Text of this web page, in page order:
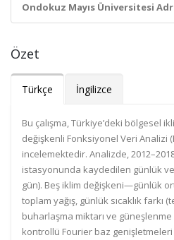
Ondokuz Mayıs Üniversitesi
Özet
Türkçe İngilizce
Bu çalışma, Türkiye’deki bölgesel
değişkenli Fonksiyonel Veri Analizi
incelemektedir. Analizde,
istasyonunda kaydedilen günlük
gün). Beş iklim değişkeni—günlük
toplam yağış, günlük sıcaklık farkı
buharlaşma miktarı ve
kontrollü Fourier baz